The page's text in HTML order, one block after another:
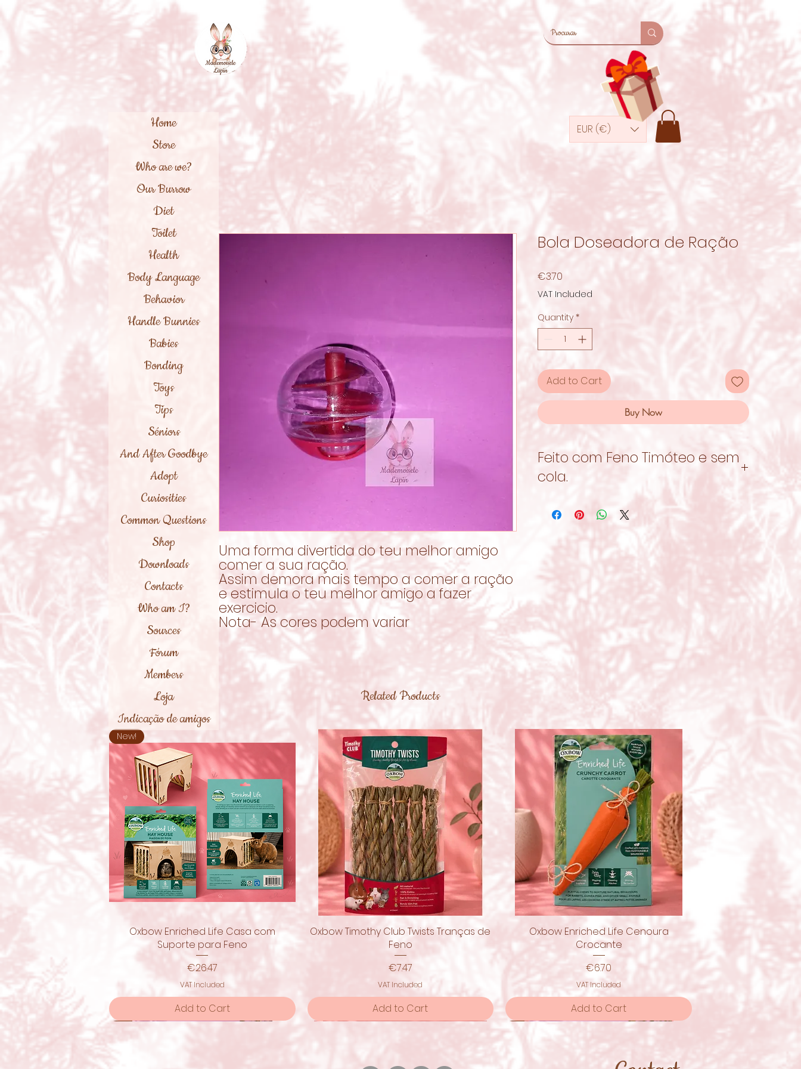
EUR (€)
Uma forma divertida do teu melhor amigo
comer a sua ração.
Assim demora mais tempo a comer a ração
e estimula o teu melhor amigo a fazer
exercicio.
Nota- As cores podem variar
Bola Doseadora de Ração
€3.70
VAT Included
Quantity *
Add to Cart
Buy Now
Feito com Feno Timóteo e sem
cola.
Related Products
Quick View
New!
Oxbow Enriched Life Casa com
Suporte para Feno
Price
€26.47
VAT Included
Add to Cart
Quick View
Oxbow Timothy Club Twists Tranças de
Feno
Price
€7.47
VAT Included
Add to Cart
Quick View
Oxbow Enriched Life Cenoura
Crocante
Price
€6.70
VAT Included
Add to Cart
Home
Store
Who are we?
Our Burrow
Diet
Toilet
Health
Body Language
Behavior
Handle Bunnies
Babies
Bonding
Toys
Tips
Séniors
And After Goodbye
Adopt
Curiosities
Common Questions
Shop
Downloads
Contacts
Who am I?
Sources
Fórum
Members
Loja
Indicação de amigos